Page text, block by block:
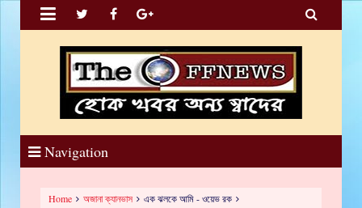
 
Navigation
Home অজানা ক্যানভাস এক ঝলকে আমি - ওয়েভ রক